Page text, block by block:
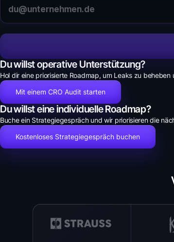
Du willst operative Unterstützung?
Hol dir eine priorisierte Roadmap, um Leaks zu beheben
Mit einem CRO Audit starten
Du willst eine individuelle Roadmap?
Buche ein Strategiegespräch und wir priorisieren die
Kostenloses Strategiegespräch buchen